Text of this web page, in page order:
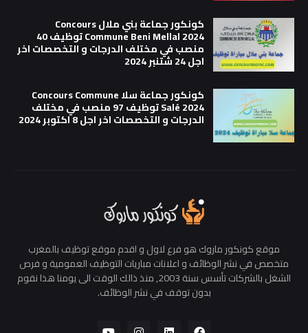
كونكور جماعة بني ملال Concours
Commune Beni Mellal 2024 توظيف 40
منصب في مختلف الدرجات و التخصصات اخر
اجل 24 شتنبر 2024
كونكور جماعة سلا Concours Commune
Salé 2024 توظيف 97 منصب في مختلف
الدرجات و التخصصات اخر اجل 8 اكتوبر 2024
موقع كونكور ماروك هو فرع لاول و اقدم موقع توظيف بالمغرب
متخصص في نشر الوظائف و اعلانات مباريات التوظيف العمومية و فرص
الشغل بالشركات تأسس سنة 2003, منذ ذالك الوقت الى يومنا هذا نقوم
بدون توقف في نشر الوظائف.